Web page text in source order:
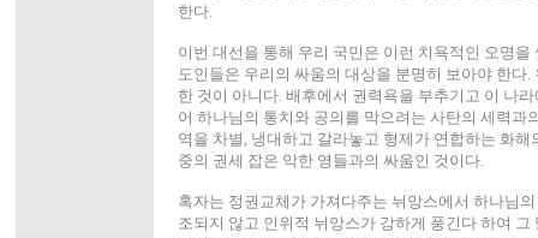
한다.
이번 대선을 통해 우리 국민은 이런 치욕적인 오명을
도인들은 우리의 싸움의 대상을 분명히 보아야 한다.
한 것이 아니다. 배후에서 권력욕을 부추기고 이 나
어 하나님의 통치와 공의를 막으려는 사탄의 세력과
역을 차별, 냉대하고 갈라놓고 형제가 연합하는 화
중의 권세 잡은 악한 영들과의 싸움인 것이다.
혹자는 정권교체가 가져다주는 뉘앙스에서 하나님
조되지 않고 인위적 뉘앙스가 강하게 풍긴다 하여 그